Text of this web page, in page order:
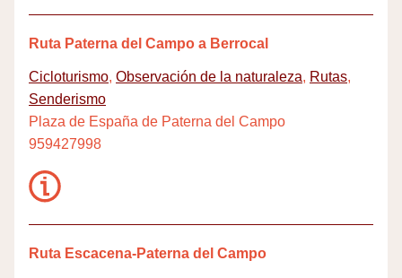
Ruta Paterna del Campo a Berrocal
Cicloturismo, Observación de la naturaleza, Rutas,
Senderismo
Plaza de España de Paterna del Campo
959427998
Ruta Escacena-Paterna del Campo